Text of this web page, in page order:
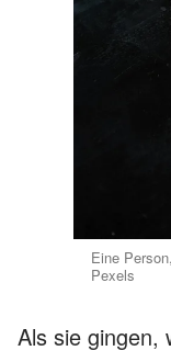
Eine
Pexels
Als sie gingen,